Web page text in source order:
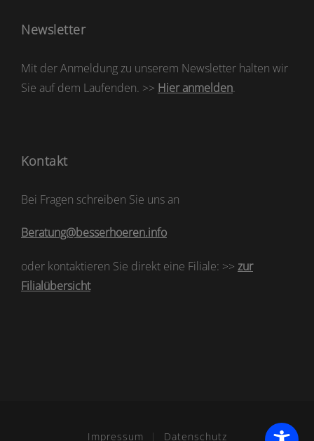
Newsletter
Mit der Anmeldung zu unserem Newsletter halten wir
Sie auf dem Laufenden. >> Hier anmelden.
Kontakt
Bei Fragen schreiben Sie uns an
Beratung@besserhoeren.info
oder kontaktieren Sie direkt eine Filiale: >> zur
Filialübersicht
Impressum | Datenschutz